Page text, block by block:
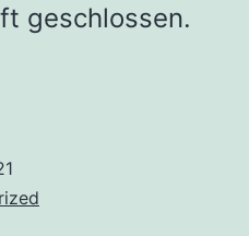
geschlossen.